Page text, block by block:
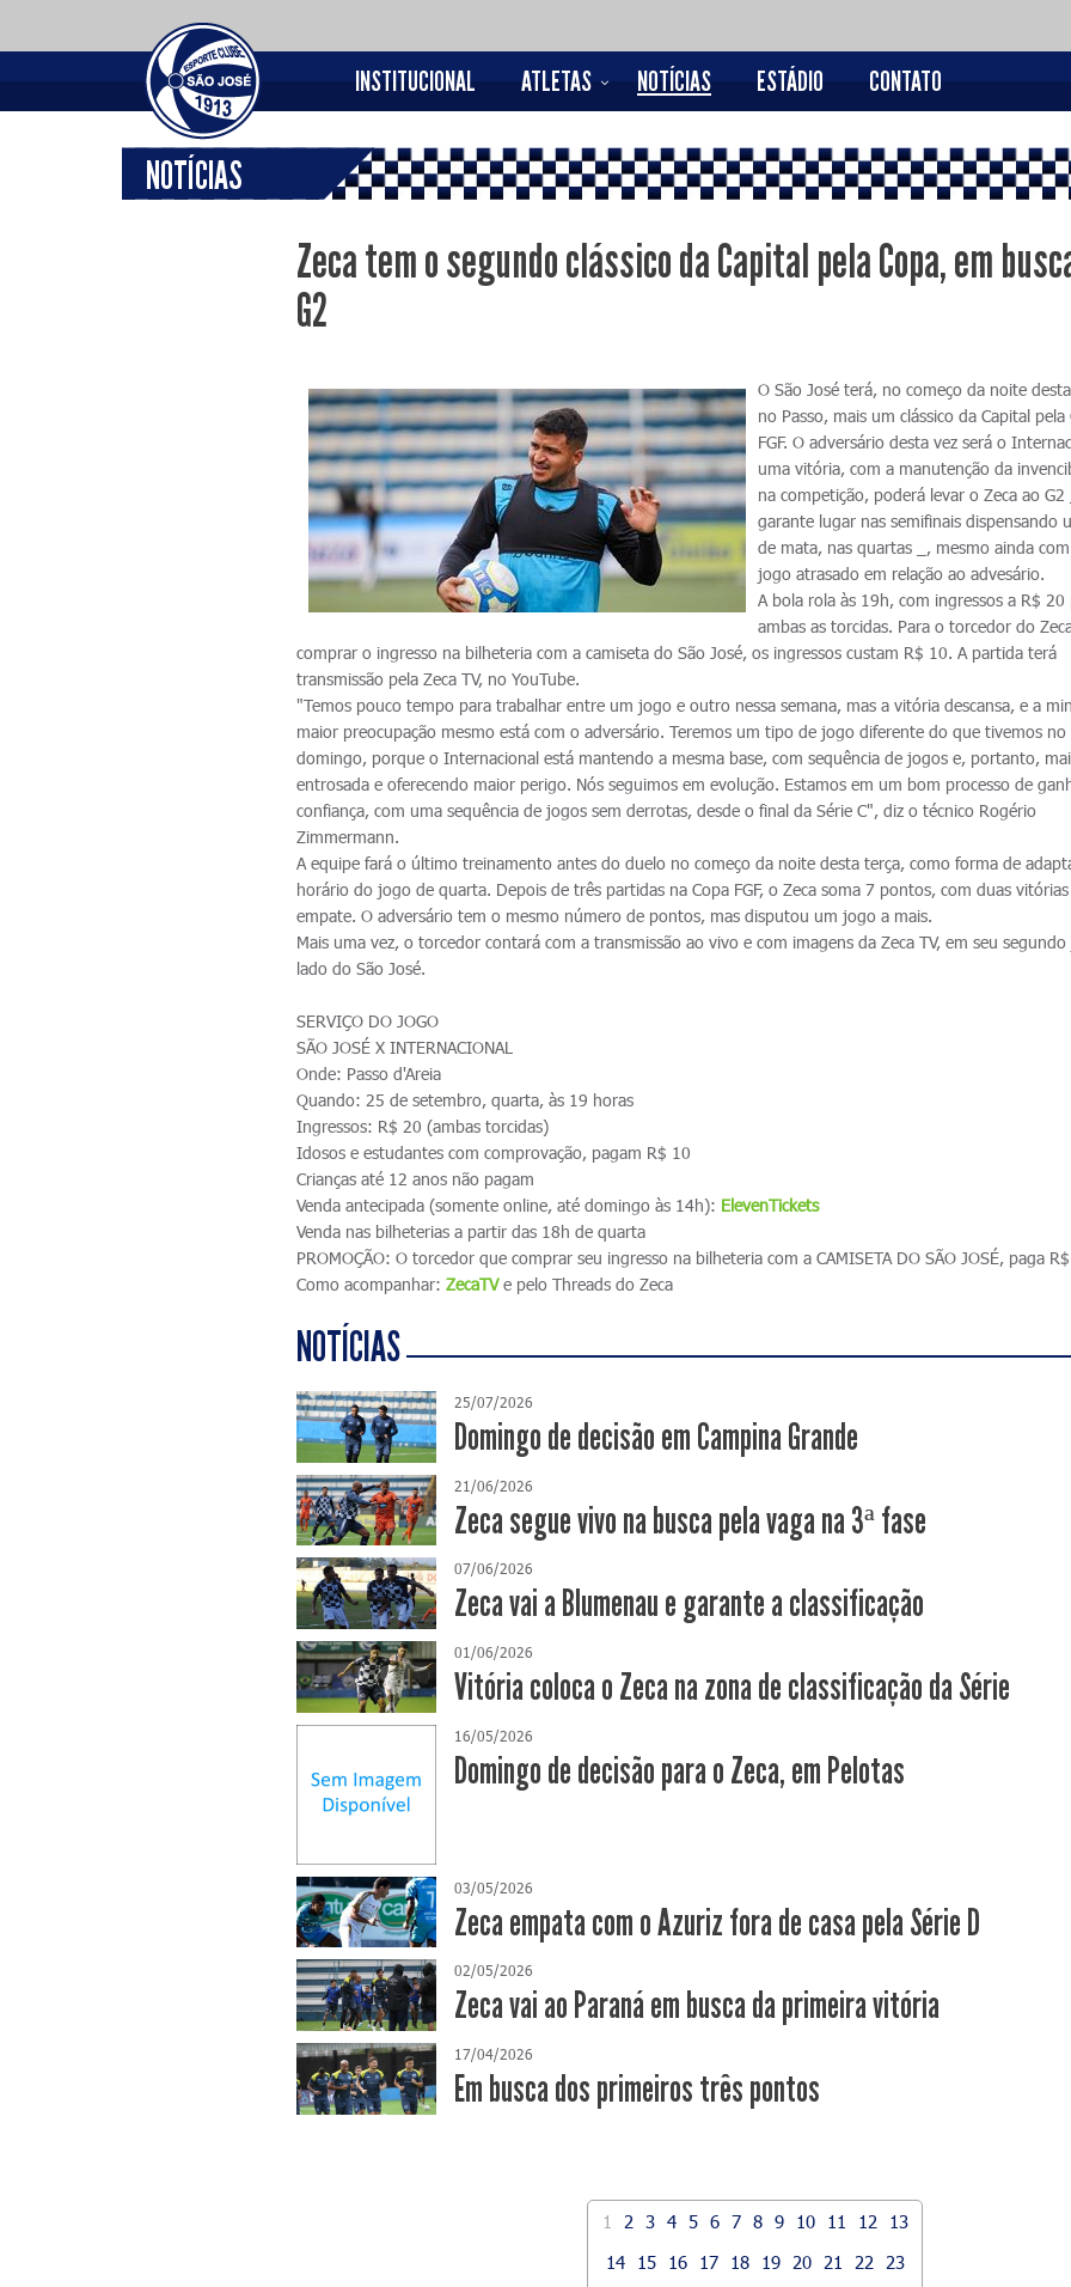
INSTITUCIONAL ATLETAS NOTÍCIAS ESTÁDIO CONTATO
NOTÍCIAS
Zeca tem o segundo clássico da Capital pela Copa, em
G2
O São José terá, no começo da noite
no Passo, mais um clássico da Capital pela
FGF. O adversário desta vez será o
uma vitória, com a manutenção da
na competição, poderá levar o Zeca ao G2
garante lugar nas semifinais dispensando
de mata, nas quartas _, mesmo ainda
jogo atrasado em relação ao advesário.
A bola rola às 19h, com ingressos a R$ 20
ambas as torcidas. Para o torcedor do
comprar o ingresso na bilheteria com a camiseta do São José, os ingressos custam R$ 10. A partida terá
transmissão pela Zeca TV, no YouTube.
"Temos pouco tempo para trabalhar entre um jogo e outro nessa semana, mas a vitória descansa, e a
maior preocupação mesmo está com o adversário. Teremos um tipo de jogo diferente do que tivemos no
domingo, porque o Internacional está mantendo a mesma base, com sequência de jogos e, portanto,
entrosada e oferecendo maior perigo. Nós seguimos em evolução. Estamos em um bom processo de
confiança, com uma sequência de jogos sem derrotas, desde o final da Série C", diz o técnico Rogério
Zimmermann.
A equipe fará o último treinamento antes do duelo no começo da noite desta terça, como forma de
horário do jogo de quarta. Depois de três partidas na Copa FGF, o Zeca soma 7 pontos, com duas
empate. O adversário tem o mesmo número de pontos, mas disputou um jogo a mais.
Mais uma vez, o torcedor contará com a transmissão ao vivo e com imagens da Zeca TV, em seu
lado do São José.
SERVIÇO DO JOGO
SÃO JOSÉ X INTERNACIONAL
Onde: Passo d'Areia
Quando: 25 de setembro, quarta, às 19 horas
Ingressos: R$ 20 (ambas torcidas)
Idosos e estudantes com comprovação, pagam R$ 10
Crianças até 12 anos não pagam
Venda antecipada (somente online, até domingo às 14h): ElevenTickets
Venda nas bilheterias a partir das 18h de quarta
PROMOÇÃO: O torcedor que comprar seu ingresso na bilheteria com a CAMISETA DO SÃO JOSÉ, paga
Como acompanhar:ZecaTVe pelo Threads do Zeca
NOTÍCIAS
25/07/2026
Domingo de decisão em Campina Grande
21/06/2026
Zeca segue vivo na busca pela vaga na 3ª fase
07/06/2026
Zeca vai a Blumenau e garante a classificação
01/06/2026
Vitória coloca o Zeca na zona de classificação da Série
16/05/2026
Domingo de decisão para o Zeca, em Pelotas
03/05/2026
Zeca empata com o Azuriz fora de casa pela Série D
02/05/2026
Zeca vai ao Paraná em busca da primeira vitória
17/04/2026
​Em busca dos primeiros três pontos
1 2 3 4 5 6 7 8 9 10 11 12
13
14
15 16 17 18 19 20 21 22
23